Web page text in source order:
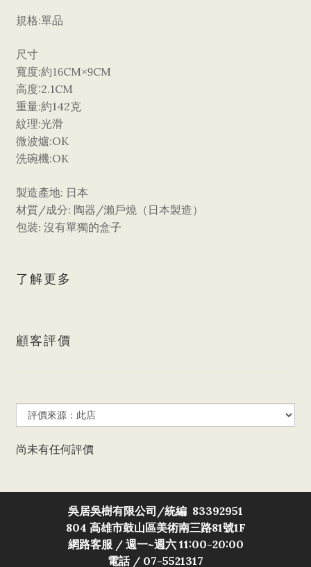
規格:單品
尺寸
寬度:約16CM×9CM
高度:2.1CM
重量:約142克
紋理:光滑
微波爐:OK
洗碗機:OK
製造產地: 日本
材質/成分: 陶器 /瀨戶燒（日本製造）
包裝: 沒有單獨的盒子
了解更多
顧客評價
尚未有任何評價
吳居吳樹有限公司/統編 83392951
804 高雄市鼓山區美術南三路81號1F
網路客服 / 週一~週六 11:00-20:00
電話 / 07-5521317